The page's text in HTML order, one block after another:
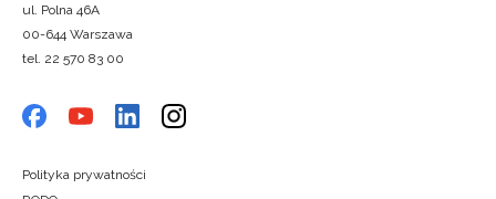
ul. Polna 46A
00-644 Warszawa
tel. 22 570 83 00
Polityka prywatności